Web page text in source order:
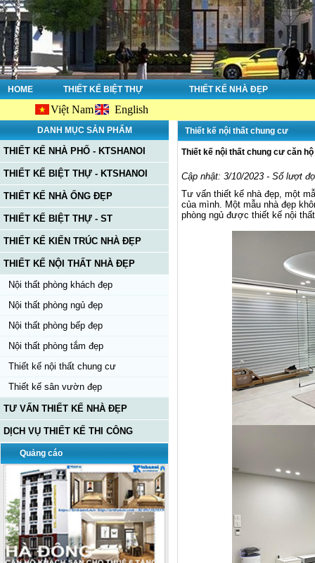
HOME THIẾT KẾ BIỆT THỰ THIẾT KẾ NHÀ ĐẸP
Việt Nam English
DANH MỤC SẢN PHẨM
THIẾT KẾ NHÀ PHỐ - KTSHANOI
THIẾT KẾ BIỆT THỰ - KTSHANOI
THIẾT KẾ NHÀ ỐNG ĐẸP
THIẾT KẾ BIỆT THỰ - ST
THIẾT KẾ KIẾN TRÚC NHÀ ĐẸP
THIẾT KẾ NỘI THẤT NHÀ ĐẸP
Nội thất phòng khách đẹp
Nội thất phòng ngủ đẹp
Nội thất phòng bếp đẹp
Nội thất phòng tắm đẹp
Thiết kế nội thất chung cư
Thiết kế sân vườn đẹp
TƯ VẤN THIẾT KẾ NHÀ ĐẸP
DỊCH VỤ THIẾT KẾ THI CÔNG
Quảng cáo
Thiết kế nội thất chung cư
Thiết kế nội thất chung cư căn
Cập nhật: 3/10/2023 - Số lượt
Tư vấn thiết kế nhà đẹp, một
của mình. Một mẫu nhà đẹp
phòng ngủ được thiết kế nội